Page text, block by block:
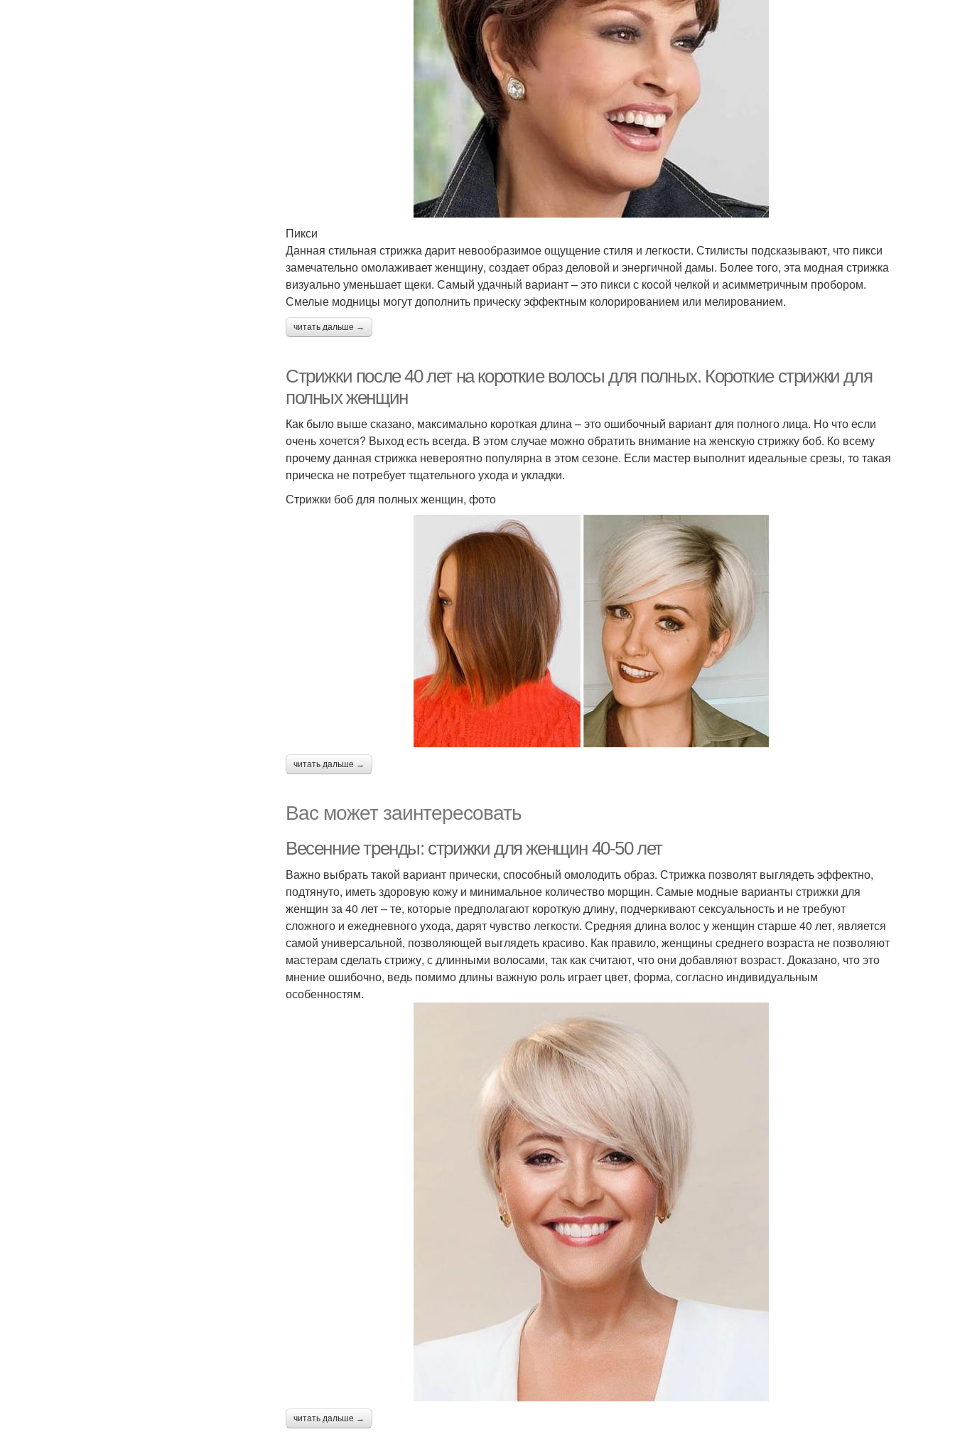
Пикси
Данная стильная стрижка дарит невообразимое ощущение стиля и легкости. Стилисты подсказывают, что пикси
замечательно омолаживает женщину, создает образ деловой и энергичной дамы. Более того, эта модная стрижка
визуально уменьшает щеки. Самый удачный вариант – это пикси с косой челкой и асимметричным пробором.
Смелые модницы могут дополнить прическу эффектным колорированием или мелированием.
читать дальше →
Стрижки после 40 лет на короткие волосы для полных. Короткие стрижки для
полных женщин
Как было выше сказано, максимально короткая длина – это ошибочный вариант для полного лица. Но что если
очень хочется? Выход есть всегда. В этом случае можно обратить внимание на женскую стрижку боб. Ко всему
прочему данная стрижка невероятно популярна в этом сезоне. Если мастер выполнит идеальные срезы, то такая
прическа не потребует тщательного ухода и укладки.
Стрижки боб для полных женщин, фото
читать дальше →
Вас может заинтересовать
Весенние тренды: стрижки для женщин 40-50 лет
Важно выбрать такой вариант прически, способный омолодить образ. Стрижка позволят выглядеть эффектно,
подтянуто, иметь здоровую кожу и минимальное количество морщин. Самые модные варианты стрижки для
женщин за 40 лет – те, которые предполагают короткую длину, подчеркивают сексуальность и не требуют
сложного и ежедневного ухода, дарят чувство легкости. Средняя длина волос у женщин старше 40 лет, является
самой универсальной, позволяющей выглядеть красиво. Как правило, женщины среднего возраста не позволяют
мастерам сделать стрижу, с длинными волосами, так как считают, что они добавляют возраст. Доказано, что это
мнение ошибочно, ведь помимо длины важную роль играет цвет, форма, согласно индивидуальным
особенностям.
читать дальше →